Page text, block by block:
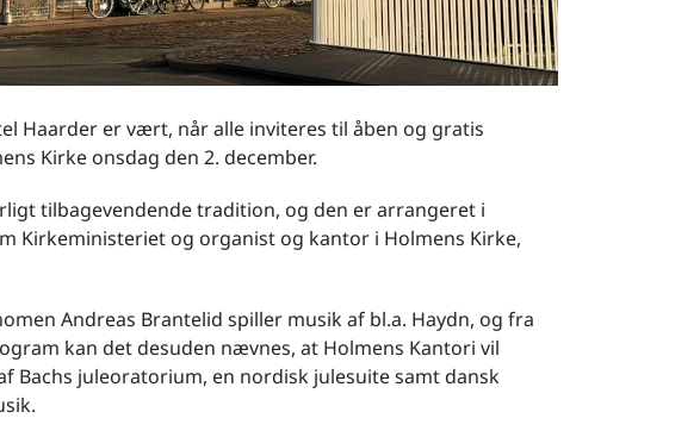
Haarder er vært, når alle inviteres til åben og gratis
Kirke onsdag den 2. december.
tilbagevendende tradition, og den er arrangeret i
Kirkeministeriet og organist og kantor i Holmens Kirke,
Andreas Brantelid spiller musik af bl.a. Haydn, og fra
kan det desuden nævnes, at Holmens Kantori vil
Bachs juleoratorium, en nordisk julesuite samt dansk